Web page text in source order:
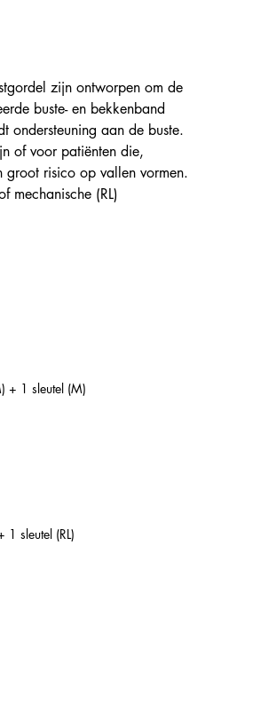
zijn ontworpen om de
buste- en bekkenband
ondersteuning aan de buste.
of voor patiënten die,
groot risico op vallen vormen.
mechanische (RL)
+ 1 sleutel (M)
1 sleutel (RL)